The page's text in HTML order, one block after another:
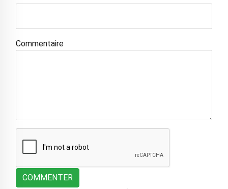
Commentaire
COMMENTER